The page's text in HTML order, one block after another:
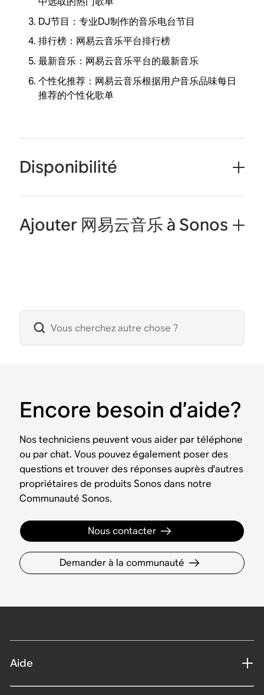
DJ节目：专业DJ制作的音乐电台节目
排行榜：网易云音乐平台排行榜
最新音乐：网易云音乐平台的最新音乐
个性化推荐：网易云音乐根据用户音乐品味每日
推荐的个性化歌单
Disponibilité
Ajouter 网易云音乐 à Sonos
Encore besoin d’aide?
Nos techniciens peuvent vous aider par téléphone
ou par chat. Vous pouvez également poser des
questions et trouver des réponses auprès d'autres
propriétaires de produits Sonos dans notre
Communauté Sonos.
Nous contacter
Demander à la communauté
Aide